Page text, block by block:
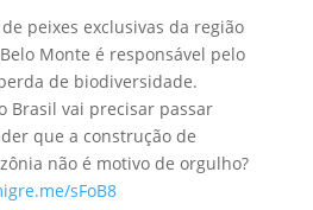
peixes exclusivas da região
Monte é responsável pelo
de biodiversidade.
Brasil vai precisar passar
que a construção de
não é motivo de orgulho?
sFoB8